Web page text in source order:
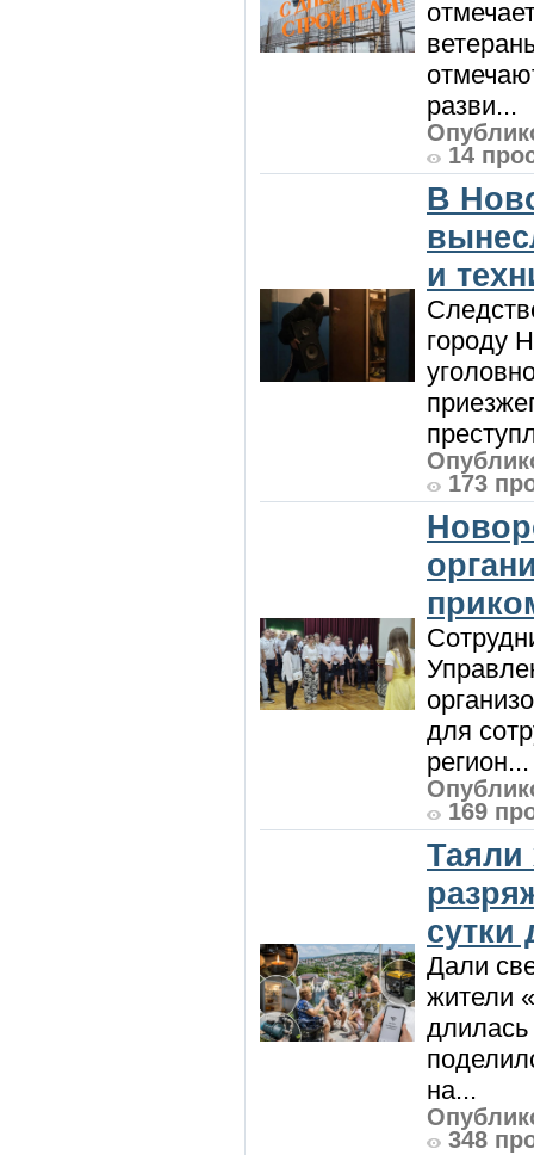
разви...
14
В
и
городу
173
для
регион...
169
сутки
Дали
жители
длилась
на...
348